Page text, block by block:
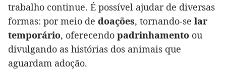
trabalho continue. É possível ajudar de diversas
formas: por meio de doações, tornando-se lar
temporário, oferecendo padrinhamento ou
divulgando as histórias dos animais que
aguardam adoção.